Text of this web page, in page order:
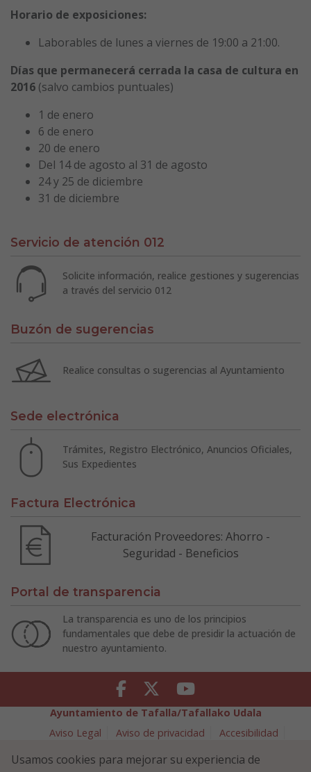
Horario de exposiciones:
Laborables de lunes a viernes de 19:00 a 21:00.
Días que permanecerá cerrada la casa de cultura en
2016 (salvo cambios puntuales)
1 de enero
6 de enero
20 de enero
Del 14 de agosto al 31 de agosto
24 y 25 de diciembre
31 de diciembre
Servicio de atención 012
Solicite información, realice gestiones y sugerencias
a través del servicio 012
Buzón de sugerencias
Realice consultas o sugerencias al Ayuntamiento
Sede electrónica
Trámites, Registro Electrónico, Anuncios Oficiales,
Sus Expedientes
Factura Electrónica
Facturación Proveedores: Ahorro -
Seguridad - Beneficios
Portal de transparencia
La transparencia es uno de los principios
fundamentales que debe de presidir la actuación de
nuestro ayuntamiento.
Facebook Twitter Youtube
Ayuntamiento de Tafalla/Tafallako Udala
Aviso Legal
Aviso de privacidad
Accesibilidad
Política de Seguridad de la Información
Usamos cookies para mejorar su experiencia de